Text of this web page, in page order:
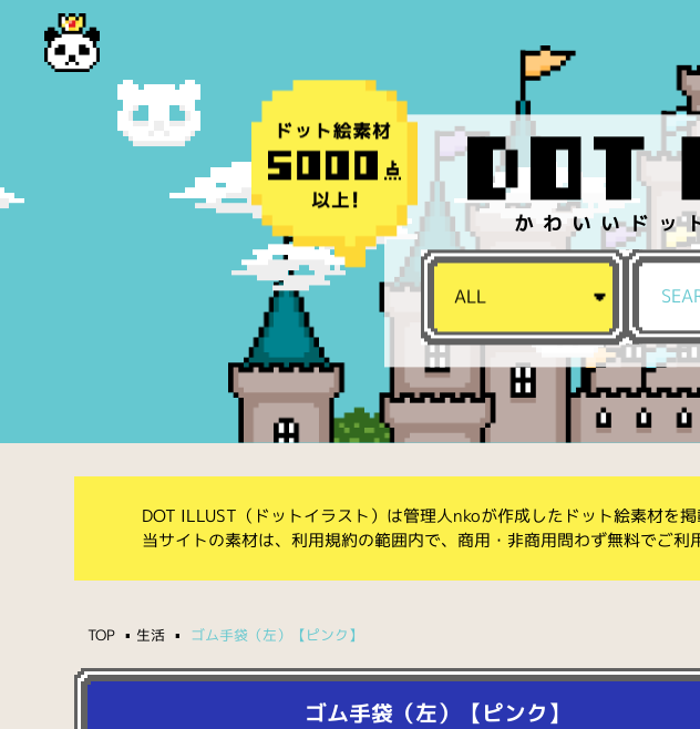
かわいいドッ
DOT ILLUST（ドットイラスト）は管理人nkoが作成したドット絵素材を掲
当サイトの素材は、利用規約の範囲内で、商用・非商用問わず無料でご
TOP 生活 ゴム手袋（左）【ピンク】
ゴム手袋（左）【ピンク】